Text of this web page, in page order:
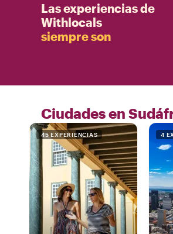
Las experiencias de
Withlocals
siempre son
Ciudades en
45 EXPERIENCIAS 4